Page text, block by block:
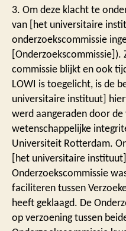
3. Om deze klacht te
van [het universitaire
onderzoekscommissie
commissie blijkt en ook
LOWI is toegelicht, is de
universitaire instituut]
werd aangeraden door
wetenschappelijke
Universiteit Rotterdam.
[het universitaire
Onderzoekscommissie
faciliteren tussen
heeft geklaagd. De
op verzoening tussen